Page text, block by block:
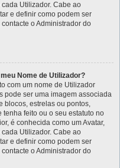
Utilizador. Cabe ao
e definir como podem ser
o Administrador do
Nome de Utilizador?
com um nome de Utilizador
pode ser uma imagem associada
blocos, estrelas ou pontos,
feito ou o seu estatuto no
é conhecida como um Avatar,
Utilizador. Cabe ao
e definir como podem ser
o Administrador do